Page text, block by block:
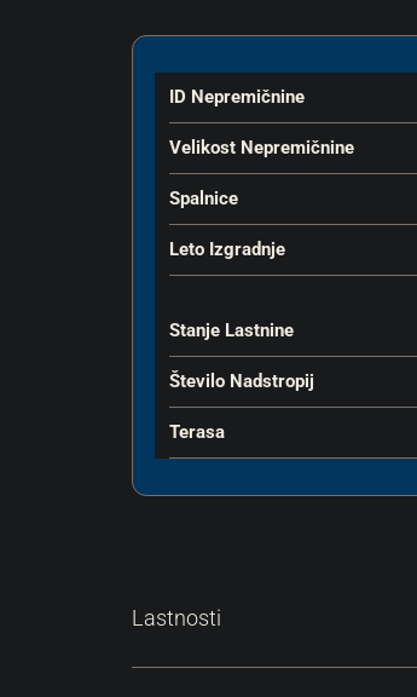
ID Nepremičnine
Velikost Nepremičnine
Spalnice
Leto Izgradnje
Stanje Lastnine
Število Nadstropij
Terasa
Lastnosti